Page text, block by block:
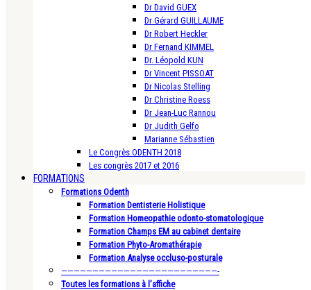
Dr David GUEX
Dr Gérard GUILLAUME
Dr Robert Heckler
Dr Fernand KIMMEL
Dr. Léopold KUN
Dr Vincent PISSOAT
Dr Nicolas Stelling
Dr Christine Roess
Dr Jean-Luc Rannou
Dr Judith Gelfo
Marianne Sébastien
Le Congrès ODENTH 2018
Les congrès 2017 et 2016
FORMATIONS
Formations Odenth
Formation Dentisterie Holistique
Formation Homeopathie odonto-stomatologique
Formation Champs EM au cabinet dentaire
Formation Phyto-Aromathérapie
Formation Analyse occluso-posturale
—————————————————————————-
Toutes les formations à l’affiche